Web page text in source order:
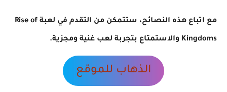
مع اتباع هذه النصائح، ستتمكن من التقدم في لعبة Rise of
Kingdoms والاستمتاع بتجربة لعب غنية ومجزية.
الذهاب للموقع